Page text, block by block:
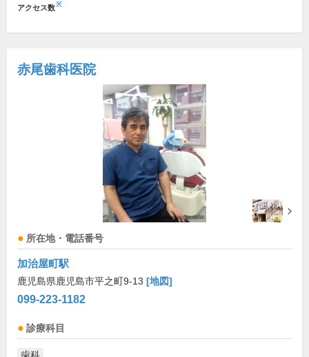
アクセス数※
赤尾歯科医院
所在地・電話番号
加治屋町駅
鹿児島県鹿児島市平之町9-13 [地図]
099-223-1182
診療科目